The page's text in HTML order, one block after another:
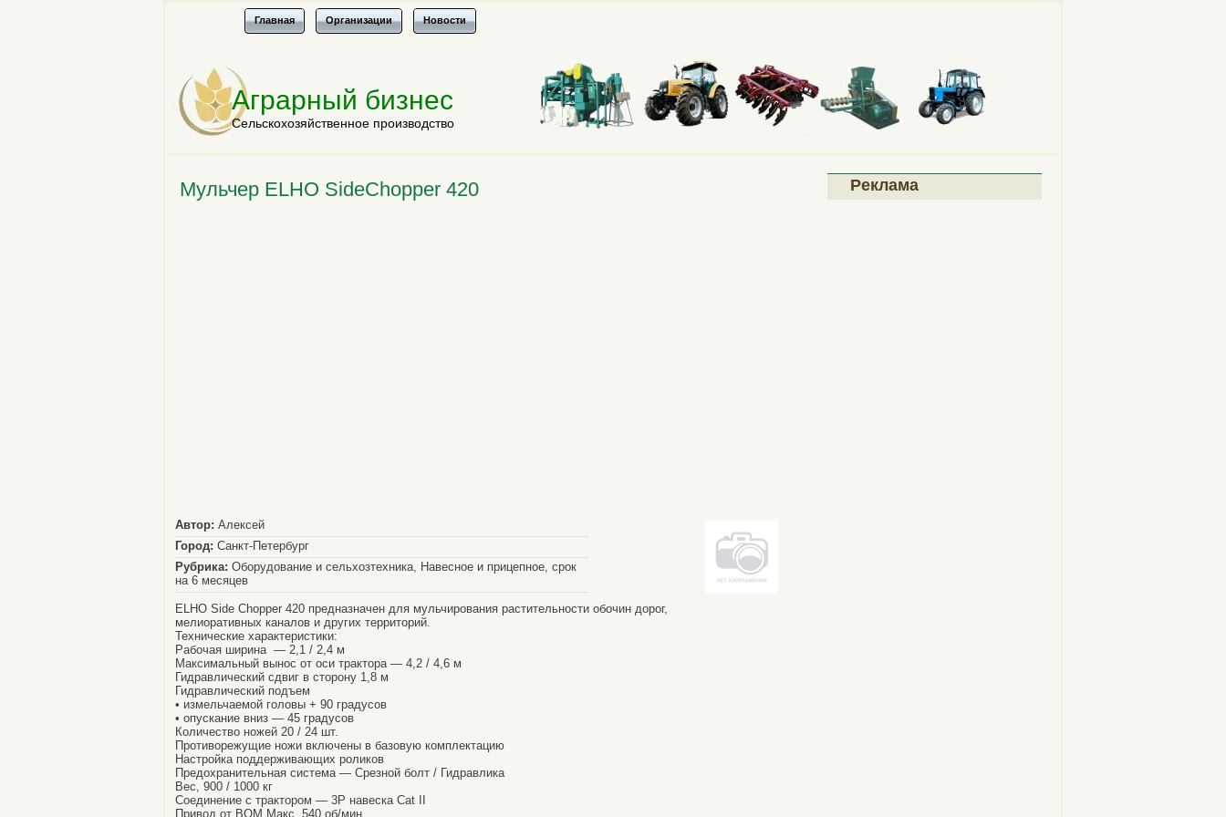
Главная Организации Новости
Аграрный бизнес
Сельскохозяйственное производство
Мульчер ELHO SideChopper 420
Автор: Алексей
Город: Санкт-Петербург
Рубрика: Оборудование и сельхозтехника, Навесное и прицепное, срок
на 6 месяцев
ELHO Side Chopper 420 предназначен для мульчирования растительности обочин дорог,
мелиоративных каналов и других территорий.
Технические характеристики:
Рабочая ширина — 2,1 / 2,4 м
Максимальный вынос от оси трактора — 4,2 / 4,6 м
Гидравлический сдвиг в сторону 1,8 м
Гидравлический подъем
• измельчаемой головы + 90 градусов
• опускание вниз — 45 градусов
Количество ножей 20 / 24 шт.
Противорежущие ножи включены в базовую комплектацию
Настройка поддерживающих роликов
Предохранительная система — Срезной болт / Гидравлика
Вес, 900 / 1000 кг
Соединение с трактором — 3P навеска Cat II
Привод от ВОМ Макс. 540 об/мин
Реклама